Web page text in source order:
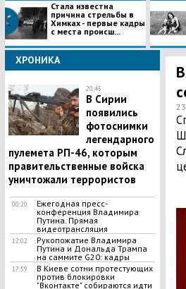
Стала известна
причина стрельбы в
Химках - первые кадры
с места происш...
ХРОНИКА
20:45
В Сирии
появились
фотоснимки
легендарного
пулемета РП-46, которым
правительственные войска
уничтожали террористов
00:20
Ежегодная пресс-
конференция Владимира
Путина. Прямая
видеотрансляция
12:02
Рукопожатие Владимира
Путина и Дональда Трампа
на саммите G20: кадры
17:59
В Киеве сотни протестующих
против блокировки
"Вконтакте" собираются идти